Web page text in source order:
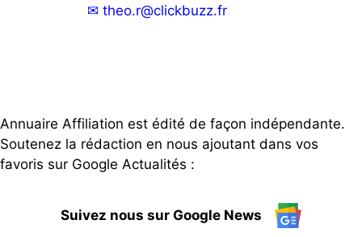
✉ theo.r@clickbuzz.fr
Annuaire Affiliation est édité de façon indépendante.
Soutenez la rédaction en nous ajoutant dans vos
favoris sur Google Actualités :
Suivez nous sur Google News